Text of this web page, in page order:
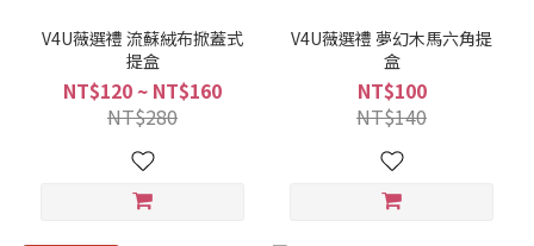
V4U薇選禮 流蘇絨布掀蓋式
提盒
NT$120 ~ NT$160
NT$280
V4U薇選禮 夢幻木馬六角提
盒
NT$100
NT$140